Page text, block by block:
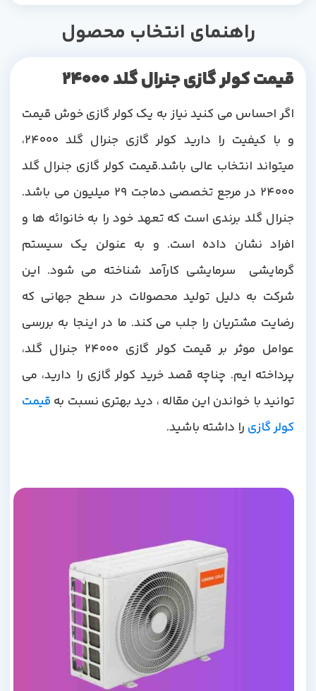
راهنمای انتخاب محصول
قیمت کولر گازی جنرال گلد 24000
اگر احساس می کنید نیاز به یک کولر گازی خوش قیمت
و با کیفیت را دارید کولر گازی جنرال گلد 24000،
میتواند انتخاب عالی باشد.قیمت کولر گازی جنرال گلد
24000 در مرجع تخصصی دماجت 29 میلیون می باشد.
جنرال گلد برندی است که تعهد خود را به خانوائه ها و
افراد نشان داده است. و به عنولن یک سیستم
گرمایشی سرمایشی کارآمد شناخته می شود. این
شرکت به دلیل تولید محصولات در سطح جهانی که
رضایت مشتریان را جلب می کند. ما در اینجا به بررسی
عوامل موثر بر قیمت کولر گازی 24000 جنرال گلد،
پرداخته ایم. چناچه قصد خرید کولر گازی را دارید، می
توانید با خواندن این مقاله ، دید بهتری نسبت بهقیمت
کولر گازیرا داشته باشید.